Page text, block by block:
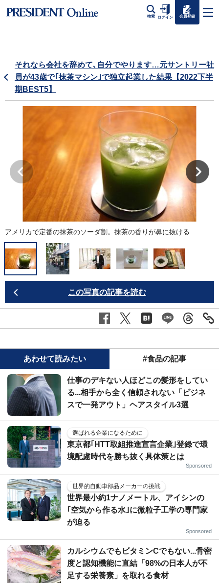
検索 ログイン 会員登録
それなら会社を辞めて､自分でやります…元サントリー社
員が43歳で｢抹茶マシン｣で独立起業した結果【2022下半
期BEST5】
アメリカで定番の抹茶のソーダ割。抹茶の香りが鼻に抜ける
この写真の記事を読む
あわせて読みたい #食品の記事
仕事のデキない人ほどこの髪形をしてい
る...相手から全く信頼されない「ビジネ
スで一発アウト」ヘアスタイル3選
選ばれる企業になるために
東京都｢HTT取組推進宣言企業｣登録で環
境配慮時代を勝ち抜く具体策とは
Sponsored
世界的自動車部品メーカーの挑戦
世界最小約1ナノメートル、アイシンの
｢空気から作る水｣に微粒子工学の専門家
が迫る
Sponsored
カルシウムでもビタミンCでもない...骨密
度と認知機能に直結「98%の日本人が不
足する栄養素」を取れる食材